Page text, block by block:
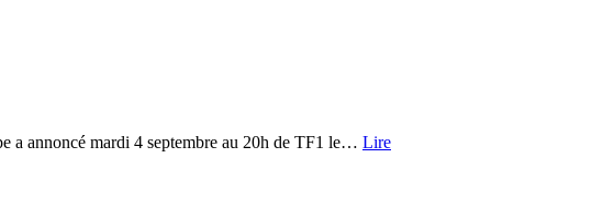
a annoncé mardi 4 septembre au 20h de TF1 le… Lire